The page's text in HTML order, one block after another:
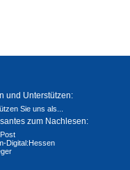
und Unterstützen:
Sie uns als...
zum Nachlesen:
Digital:Hessen